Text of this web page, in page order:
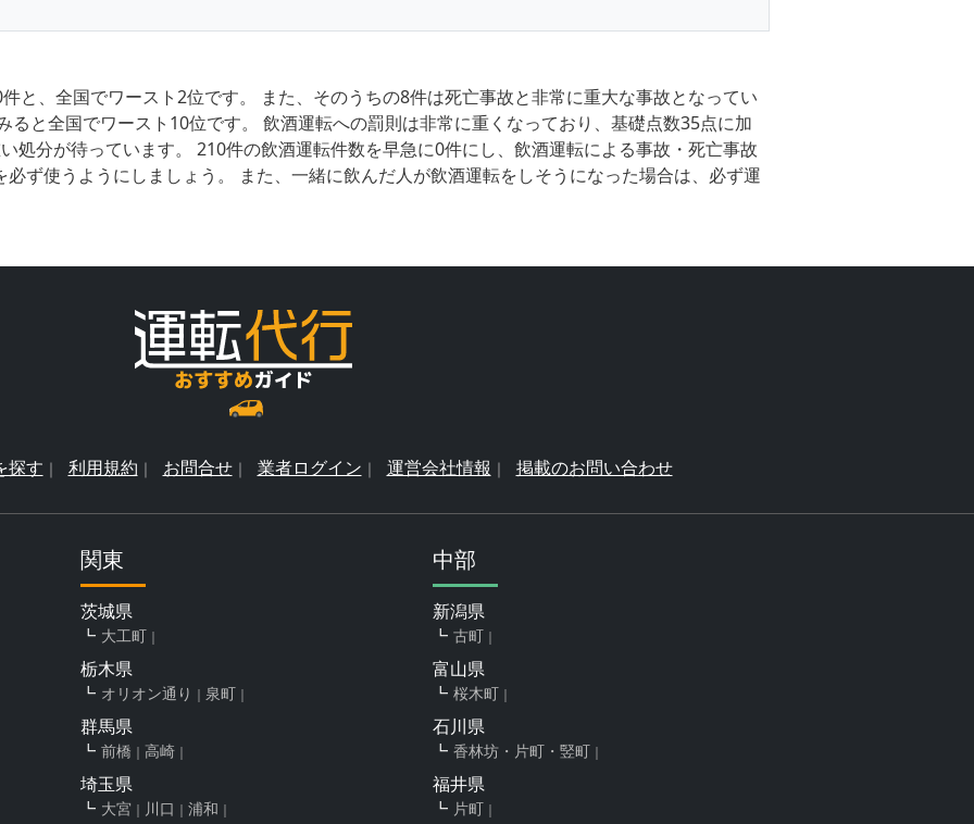
と、全国でワースト2位です。 また、そのうちの8件は死亡事故と非常に重大な事故となってい
ると全国でワースト10位です。 飲酒運転への罰則は非常に重くなっており、基礎点数35点に加
処分が待っています。 210件の飲酒運転件数を早急に0件にし、飲酒運転による事故・死亡事故
ず使うようにしましょう。 また、一緒に飲んだ人が飲酒運転をしそうになった場合は、必ず運
探す 利用規約 お問合せ 業者ログイン 運営会社情報 掲載のお問い合わせ
関東
茨城県
大工町
栃木県
オリオン通り 泉町
群馬県
前橋 高崎
埼玉県
大宮 川口 浦和
中部
新潟県
古町
富山県
桜木町
石川県
香林坊・片町・竪町
福井県
片町